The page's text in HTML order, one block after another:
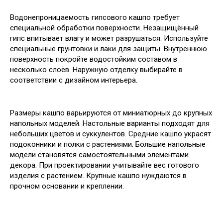
Водонепроницаемость гипсового кашпо требует
специальной обработки поверхности. Незащищённый
гипс впитывает влагу и может разрушаться. Используйте
специальные грунтовки и лаки для защиты. Внутреннюю
поверхность покройте водостойким составом в
несколько слоёв. Наружную отделку выбирайте в
соответствии с дизайном интерьера.
Размеры кашпо варьируются от миниатюрных до крупных
напольных моделей. Настольные варианты подходят для
небольших цветов и суккулентов. Средние кашпо украсят
подоконники и полки с растениями. Большие напольные
модели становятся самостоятельными элементами
декора. При проектировании учитывайте вес готового
изделия с растением. Крупные кашпо нуждаются в
прочном основании и креплении.